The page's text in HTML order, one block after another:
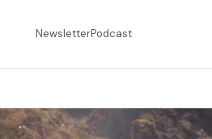
NewsletterPodcast